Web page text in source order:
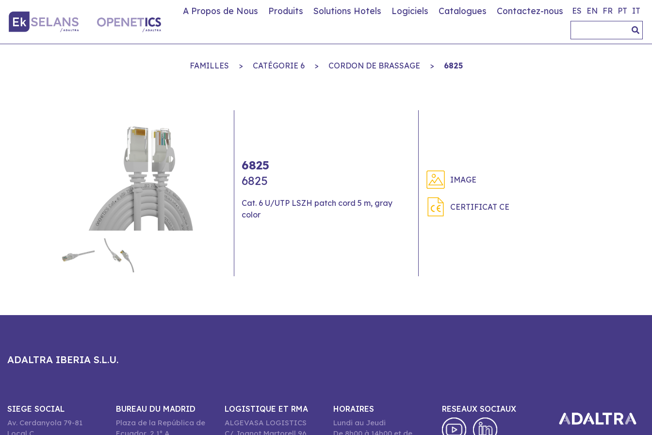
A Propos de Nous Produits Solutions Hotels Logiciels Catalogues Contactez-nous ES EN FR PT IT
FAMILLES > CATÉGORIE 6 > CORDON DE BRASSAGE > 6825
6825
6825
Cat. 6 U/UTP LSZH patch cord 5 m, gray
color
IMAGE
CERTIFICAT CE
ADALTRA IBERIA S.L.U.
SIEGE SOCIAL
Av. Cerdanyola 79-81
BUREAU DU MADRID
Plaza de la República de
LOGISTIQUE ET RMA
ALGEVASA LOGISTICS
HORAIRES
Lundi au Jeudi
RESEAUX SOCIAUX